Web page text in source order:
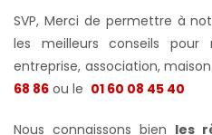
SVP, Merci de permettre à
les meilleurs conseils
entreprise, association,
68 86 ou le 01 60 08 45 40
Nous connaissons bien les